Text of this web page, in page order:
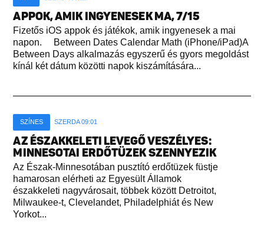
APPOK, AMIK INGYENESEK MA, 7/15
Fizetős iOS appok és játékok, amik ingyenesek a mai
napon. Between Dates Calendar Math (iPhone/iPad)A
Between Days alkalmazás egyszerű és gyors megoldást
kínál két dátum közötti napok kiszámítására...
SZÍNES SZERDA 09:01
AZ ÉSZAKKELETI LEVEGŐ VESZÉLYES:
MINNESOTAI ERDŐTÜZEK SZENNYEZIK
Az Észak-Minnesotában pusztító erdőtüzek füstje
hamarosan elérheti az Egyesült Államok
északkeleti nagyvárosait, többek között Detroitot,
Milwaukee-t, Clevelandet, Philadelphiát és New
Yorkot...